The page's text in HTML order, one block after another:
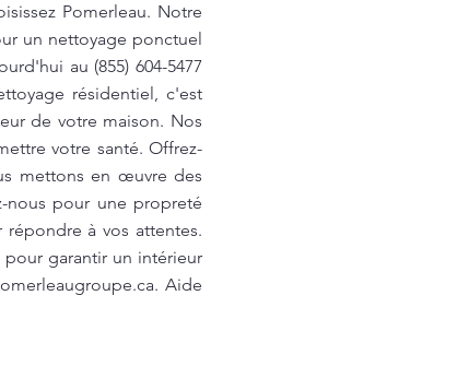
Pomerleau. Notre
un nettoyage ponctuel
au (855) 604-5477
résidentiel, c'est
de votre maison. Nos
votre santé. Offrez-
mettons en œuvre des
nous pour une propreté
à vos attentes.
garantir un intérieur
. Aide